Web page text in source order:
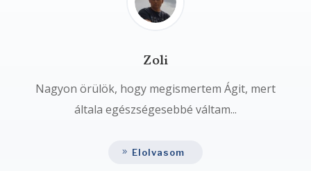
Zoli
Nagyon örülök, hogy megismertem Ágit, mert
általa egészségesebbé váltam...
Elolvasom